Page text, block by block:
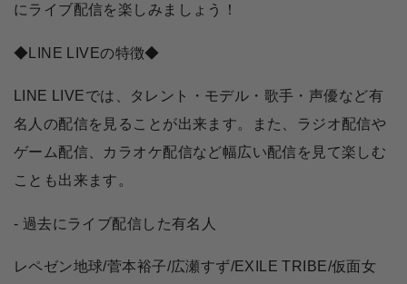
にライブ配信を楽しみましょう！
◆LINE LIVEの特徴◆
LINE LIVEでは、タレント・モデル・歌手・声優など有
名人の配信を見ることが出来ます。また、ラジオ配信や
ゲーム配信、カラオケ配信など幅広い配信を見て楽しむ
ことも出来ます。
- 過去にライブ配信した有名人
レペゼン地球/菅本裕子/広瀬すず/EXILE TRIBE/仮面女